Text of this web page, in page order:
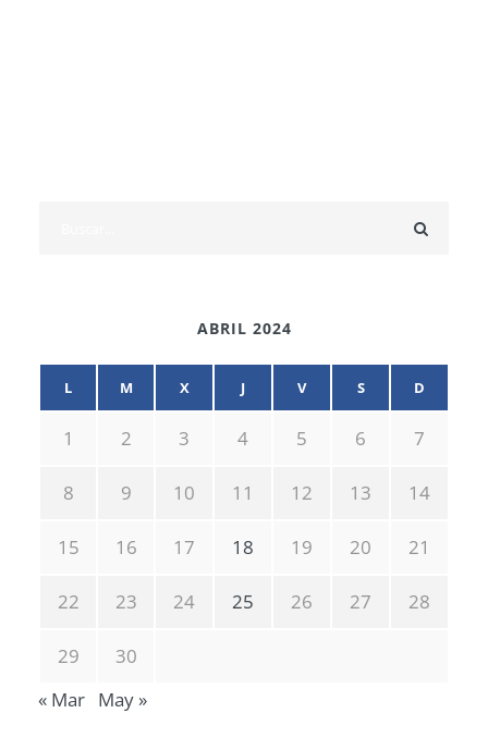
ABRIL 2024
L M X J V S D
1 2 3 4 5 6 7
8 9 10 11 12 13 14
15 16 17 18 19 20 21
22 23 24 25 26 27 28
29
30
« Mar May »